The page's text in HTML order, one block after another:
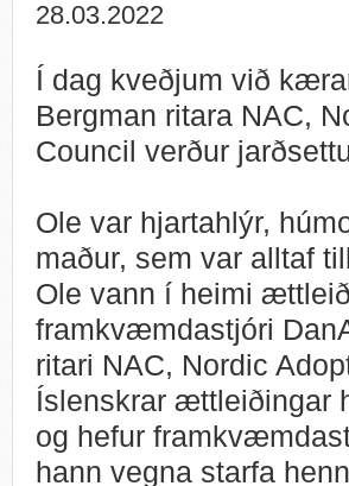
28.03.2022
Í dag kveðjum við
Bergman ritara NAC,
Council verður
Ole var hjartahlýr,
maður, sem var alltaf
Ole vann í heimi
framkvæmdastjóri
ritari NAC, Nordic
Íslenskrar ættleiðingar
og hefur
hann vegna starfa